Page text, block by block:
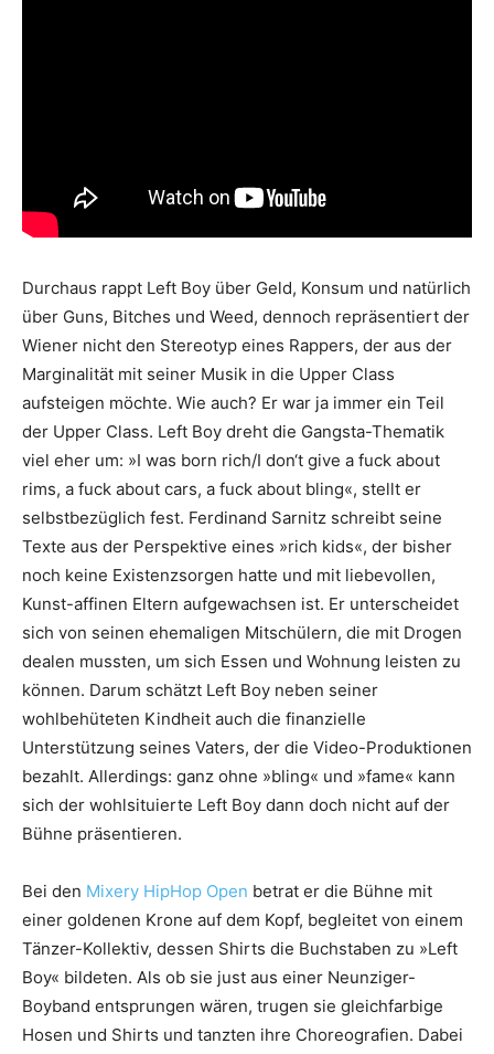
Durchaus rappt Left Boy über Geld, Konsum und natürlich
über Guns, Bitches und Weed, dennoch repräsentiert der
Wiener nicht den Stereotyp eines Rappers, der aus der
Marginalität mit seiner Musik in die Upper Class
aufsteigen möchte. Wie auch? Er war ja immer ein Teil
der Upper Class. Left Boy dreht die Gangsta-Thematik
viel eher um: »I was born rich/I don‘t give a fuck about
rims, a fuck about cars, a fuck about bling«, stellt er
selbstbezüglich fest. Ferdinand Sarnitz schreibt seine
Texte aus der Perspektive eines »rich kids«, der bisher
noch keine Existenzsorgen hatte und mit liebevollen,
Kunst-affinen Eltern aufgewachsen ist. Er unterscheidet
sich von seinen ehemaligen Mitschülern, die mit Drogen
dealen mussten, um sich Essen und Wohnung leisten zu
können. Darum schätzt Left Boy neben seiner
wohlbehüteten Kindheit auch die finanzielle
Unterstützung seines Vaters, der die Video-Produktionen
bezahlt. Allerdings: ganz ohne »bling« und »fame« kann
sich der wohlsituierte Left Boy dann doch nicht auf der
Bühne präsentieren.
Bei den Mixery HipHop Open betrat er die Bühne mit
einer goldenen Krone auf dem Kopf, begleitet von einem
Tänzer-Kollektiv, dessen Shirts die Buchstaben zu »Left
Boy« bildeten. Als ob sie just aus einer Neunziger-
Boyband entsprungen wären, trugen sie gleichfarbige
Hosen und Shirts und tanzten ihre Choreografien. Dabei